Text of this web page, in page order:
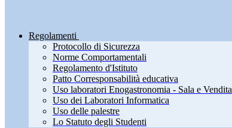
Regolamenti
Protocollo di Sicurezza
Norme Comportamentali
Regolamento d'Istituto
Patto Corresponsabilità educativa
Uso laboratori Enogastronomia - Sala e Vendita
Uso dei Laboratori Informatica
Uso delle palestre
Lo Statuto degli Studenti